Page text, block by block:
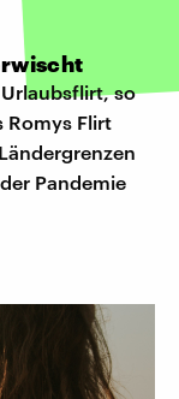
so
Romys Flirt
Pandemie